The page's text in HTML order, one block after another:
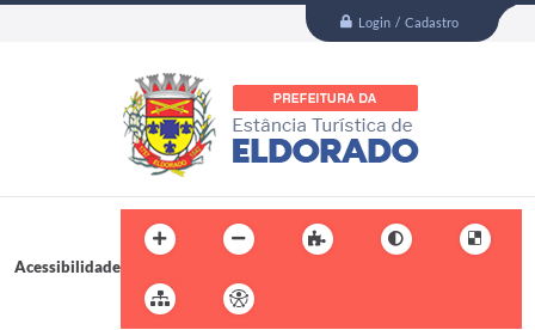
Login / Cadastro
Acessibilidade